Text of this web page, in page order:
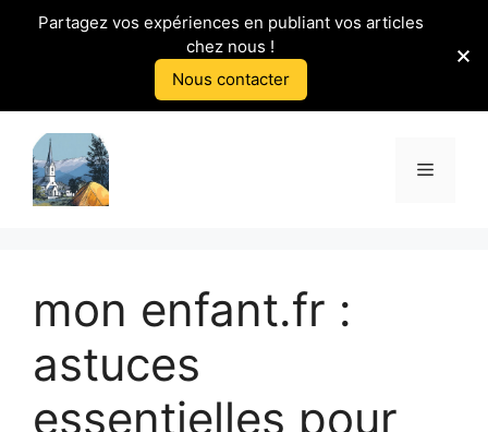
contenu
Menu
mon enfant.fr :
astuces
essentielles pour
Partagez vos expériences en publiant vos articles
chez nous !
Nous contacter